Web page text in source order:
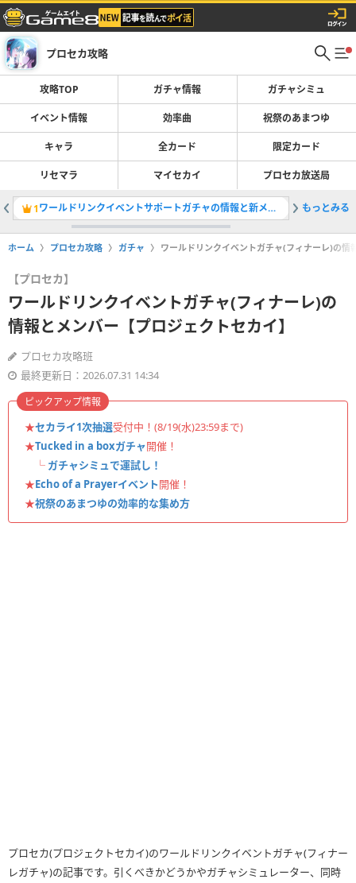
プロセカ攻略
攻略TOP ガチャ情報 ガチャシミュ
イベント情報 効率曲 祝祭のあまつゆ
キャラ 全カード 限定カード
リセマラ マイセカイ プロセカ放送局
1 ワールドリンクイベントサポートガチャの情報と新メンバー 2イベン
もっとみる
ホーム プロセカ攻略 ガチャ ワールドリンクイベントガチャ(フィナーレ)の情
【プロセカ】
ワールドリンクイベントガチャ(フィナーレ)の
情報とメンバー【プロジェクトセカイ】
プロセカ攻略班
最終更新日：2026.07.31 14:34
★セカライ1次抽選受付中！(8/19(水)23:59まで)
★Tucked in a boxガチャ開催！
└ ガチャシミュで運試し！
★Echo of a Prayerイベント開催！
★祝祭のあまつゆの効率的な集め方
ピックアップ情報
プロセカ(プロジェクトセカイ)のワールドリンクイベントガチャ(フィナー
レガチャ)の記事です。引くべきかどうかやガチャシミュレーター、同時